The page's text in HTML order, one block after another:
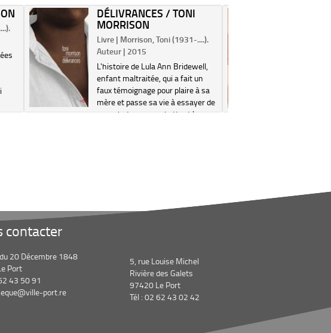
DÉLIVRANCES / TONI
MORRISON
Livre | Morrison, Toni (1931-....).
Auteur | 2015
L'histoire de Lula Ann Bridewell,
enfant maltraitée, qui a fait un
faux témoignage pour plaire à sa
mère et passe sa vie à essayer de
se racheter en combattant le
contacter
20 Décembre 1848
Port
43 50 91
port.re
5, rue Louise Michel
Rivière des Galets
97420 Le Port
Tél : 02 62 43 02 42